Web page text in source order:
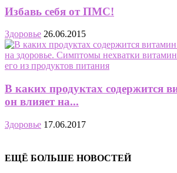
Избавь себя от ПМС!
Здоровье 26.06.2015
В каких продуктах содержится
он влияет на...
Здоровье 17.06.2017
ЕЩЁ БОЛЬШЕ НОВОСТЕЙ